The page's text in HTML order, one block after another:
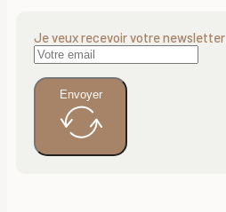
Je veux recevoir votre newsletter
Envoyer